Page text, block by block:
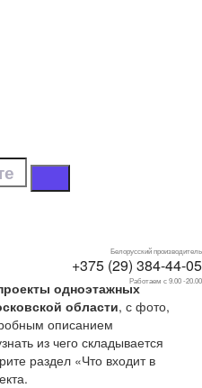
Белорусский производитель
+375 (29) 384-44-05
Работаем с 9.00 -20.00
Дачные
одноэтажных
области, с фото,
описанием
из чего складывается
раздел «Что входит в